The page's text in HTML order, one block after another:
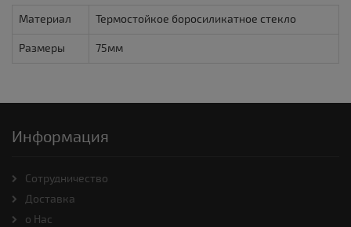
Материал Термостойкое боросиликатное стекло
Размеры 75мм
Информация
Cотрудничество
Доставка
о Нас